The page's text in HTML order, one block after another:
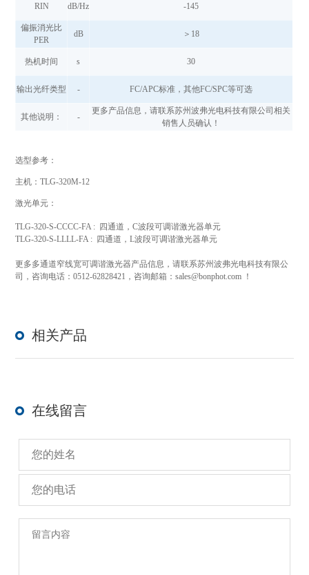
RIN dB/Hz -145
偏振消光比
PER
dB ＞18
热机时间 s 30
输出光纤类型 - FC/APC标准，其他FC/SPC等可选
其他说明： -
更多产品信息，请联系苏州波弗光电科技有限公司相关
销售人员确认！
选型参考：
主机：TLG-320M-12
激光单元：
TLG-320-S-CCCC-FA : 四通道，C波段可调谐激光器单元
TLG-320-S-LLLL-FA : 四通道，L波段可调谐激光器单元
更多多通道窄线宽可调谐激光器产品信息，请联系苏州波弗光电科技有限公
司，咨询电话：0512-62828421，咨询邮箱：sales@bonphot.com ！
相关产品
在线留言